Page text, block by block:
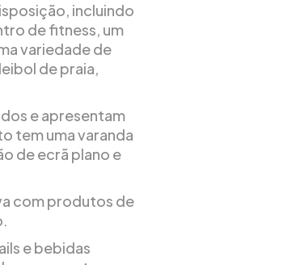
incluindo
de fitness, um
variedade de
de praia,
e apresentam
tem uma varanda
de ecrã plano e
com produtos de
e bebidas